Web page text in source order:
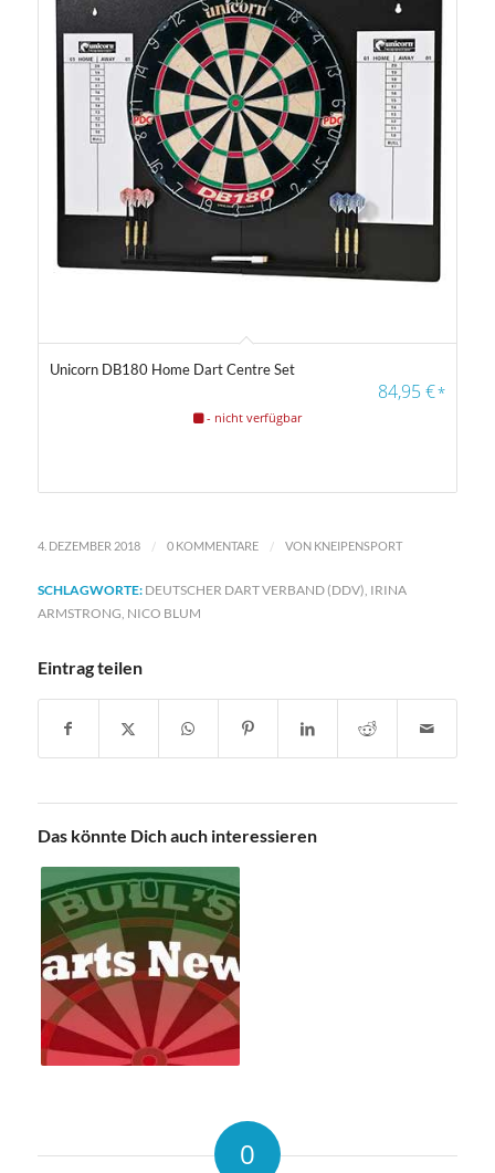
4.56
Unicorn DB180 Home Dart Centre Set
84,95€*
- nicht verfügbar
4. DEZEMBER 2018 / 0 KOMMENTARE / VON KNEIPENSPORT
SCHLAGWORTE: DEUTSCHER DART VERBAND (DDV) IRINA
ARMSTRONG NICO BLUM
Eintrag teilen
Das könnte Dich auch interessieren
0